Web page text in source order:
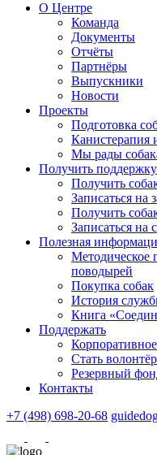
О Центре
Команда
Документы
Отчёты
Партнёры
Выпускники
Новости
Проекты
Подготовка
Канистерапия
Мы рады
Получить поддержку
Получить
Записаться на
Получить
Записаться на
Полезная
Методическое
поводырей
Покупка собак
История
Книга
Поддержать
Стать
Резервный
Контакты
+7 (498) 698-20-68